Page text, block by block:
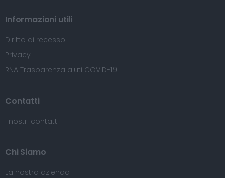
Informazioni utili
Diritto di recesso
Privacy
RNA Trasparenza aiuti COVID-19
Contatti
I nostri contatti
Chi Siamo
La nostra azienda